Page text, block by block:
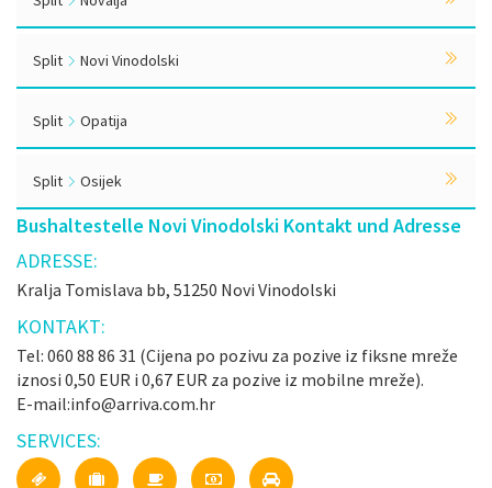
Split Novi Vinodolski
Split Opatija
Split Osijek
Bushaltestelle Novi Vinodolski Kontakt und Adresse
ADRESSE:
Kralja Tomislava bb, 51250 Novi Vinodolski
KONTAKT:
Tel: 060 88 86 31 (Cijena po pozivu za pozive iz fiksne mreže
iznosi 0,50 EUR i 0,67 EUR za pozive iz mobilne mreže).
E-mail:info@arriva.com.hr
SERVICES: